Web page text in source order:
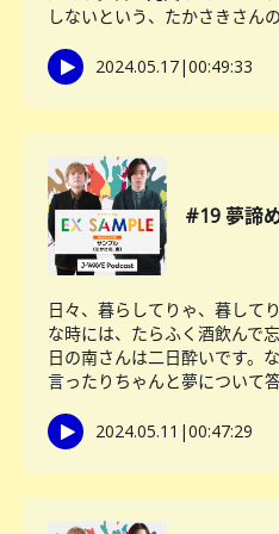
しないという、たかさきさん
2024.05.17|00:49:33
#19 夢諦
日々、暮らしてりゃ、暮して
な時には、たらふく酒飲んで
日の南さんは二日酔いです。
言ったりちゃんと夢について
2024.05.11 |00:47:29